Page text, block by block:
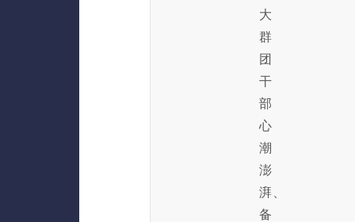
大
群
团
干
部
心
潮
澎
湃、
备